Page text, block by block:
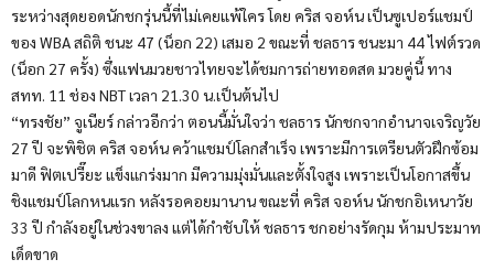
ระหว่างสุดยอดนักชกรุ่นนี้ที่ไม่เคยแพ้ใคร โดย คริส จอห์น เป็นซูเปอร์แชมป์
ของ WBA สถิติ ชนะ 47 (น็อก 22) เสมอ 2 ขณะที่ ชลธาร ชนะมา 44 ไฟต์รวด
(น็อก 27 ครั้ง) ซึ่งแฟนมวยชาวไทยจะได้ชมการถ่ายทอดสด มวยคู่นี้ ทาง
สทท. 11 ช่อง NBT เวลา 21.30 น.เป็นต้นไป
“ทรงชัย” จูเนียร์ กล่าวอีกว่า ตอนนี้มั่นใจว่า ชลธาร นักชกจากอำนาจเจริญวัย
27 ปี จะพิชิต คริส จอห์น คว้าแชมป์โลกสำเร็จ เพราะมีการเตรียนตัวฝึกซ้อม
มาดี ฟิตเปรี๊ยะ แข็งแกร่งมาก มีความมุ่งมั่นและตั้งใจสูง เพราะเป็นโอกาสขึ้น
ชิงแชมป์โลกหนแรก หลังรอคอยมานาน ขณะที่ คริส จอห์น นักชกอิเหนาวัย
33 ปี กำลังอยู่ในช่วงขาลง แต่ได้กำชับให้ ชลธาร ชกอย่างรัดกุม ห้ามประมาท
เด็ดขาด